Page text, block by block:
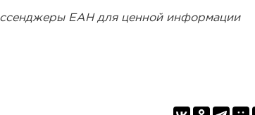
ЕАН для ценной информации